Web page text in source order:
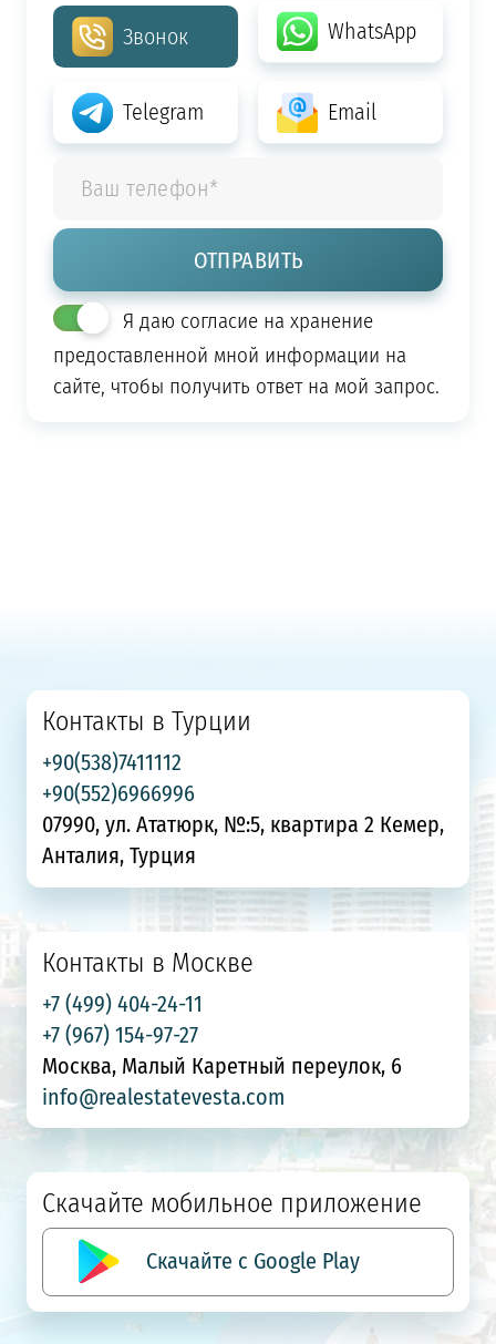
Звонок WhatsApp
Telegram Email
Я даю согласие на хранение
предоставленной мной информации на
сайте, чтобы получить ответ на мой запрос.
Контакты в Турции
+90(538)7411112
+90(552)6966996
07990, ул. Ататюрк, №:5, квартира 2 Кемер,
Анталия, Турция
Контакты в Москве
+7 (499) 404-24-11
+7 (967) 154-97-27
Москва, Малый Каретный переулок, 6
info@realestatevesta.com
Скачайте мобильное приложение
Скачайте с Google Play